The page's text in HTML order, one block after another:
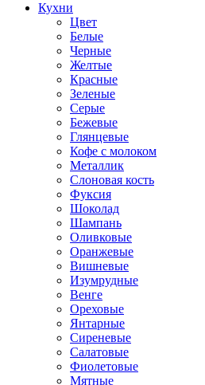
Кухни
Цвет
Белые
Черные
Желтые
Красные
Зеленые
Серые
Бежевые
Глянцевые
Кофе с молоком
Металлик
Слоновая кость
Фуксия
Шоколад
Шампань
Оливковые
Оранжевые
Вишневые
Изумрудные
Венге
Ореховые
Янтарные
Сиреневые
Салатовые
Фиолетовые
Мятные